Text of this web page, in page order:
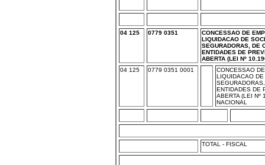
04 125 0779 0351
CONCESSAO DE
LIQUIDACAO DE
SEGURADORAS, DE
ENTIDADES DE
ABERTA (LEI Nº
04 125
0779 0351 0001
CONCESSAO
LIQUIDACAO
ENTIDADES DE
ABERTA (LEI Nº
NACIONAL
TOTAL - FISCAL